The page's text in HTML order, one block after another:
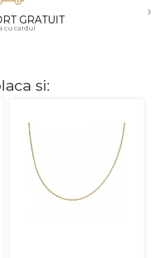
GRATUIT
cu cardul
›
si: